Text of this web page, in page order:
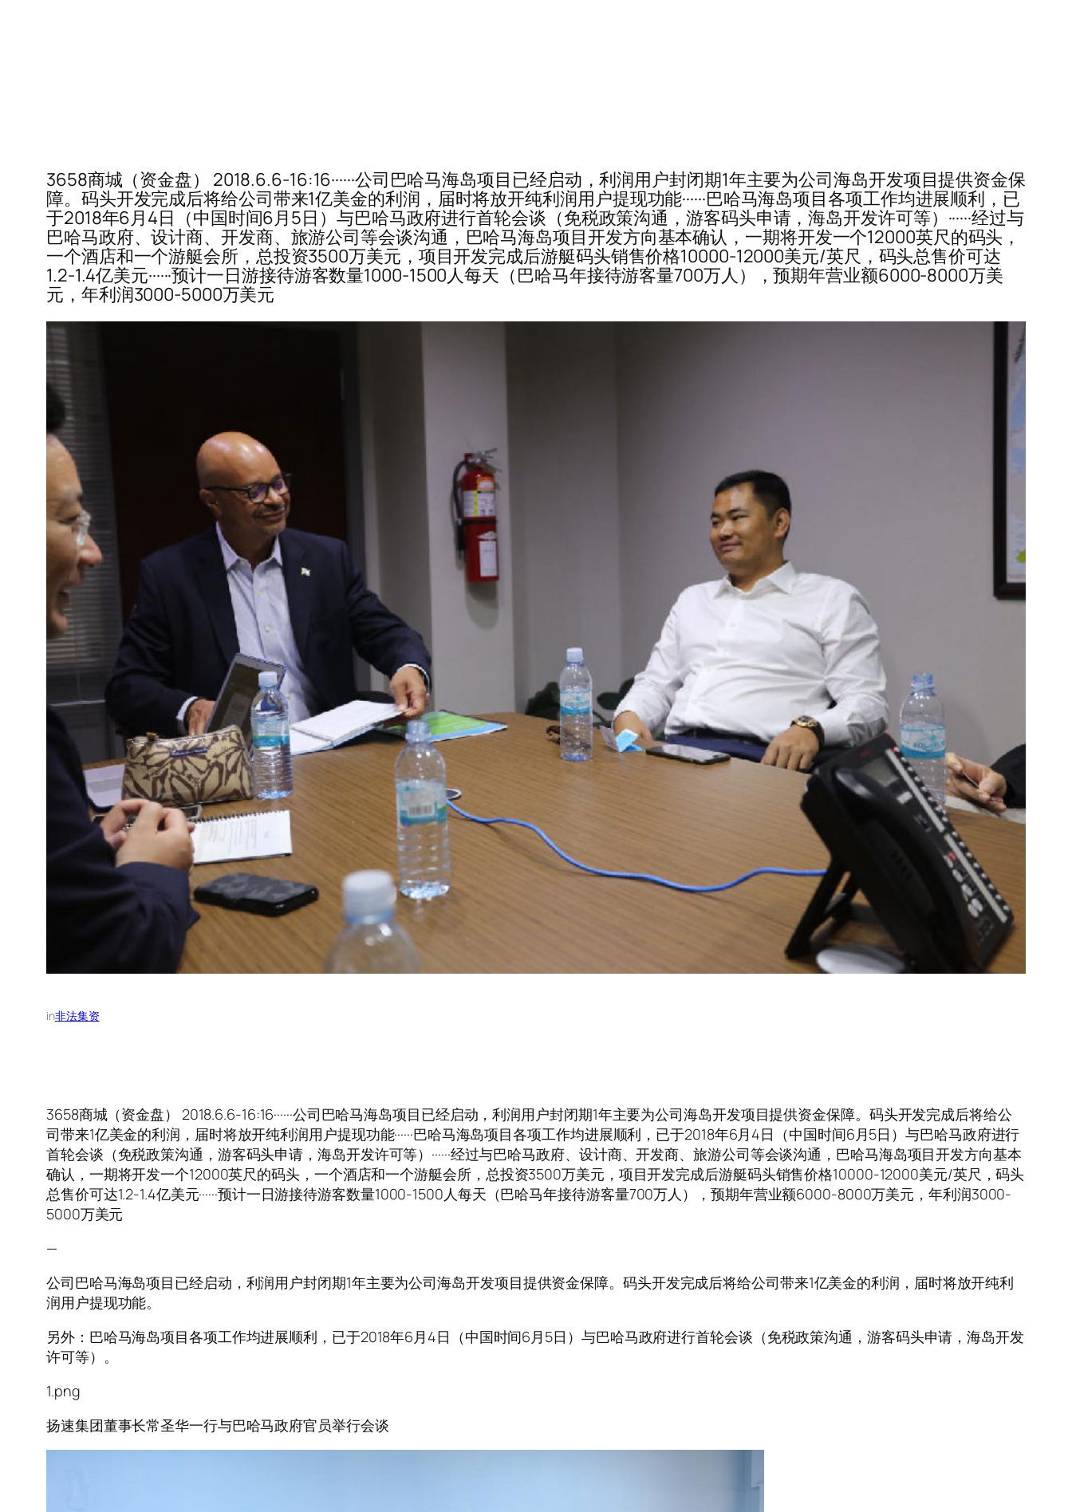
3658商城（资金盘） 2018.6.6-16:16······公司巴哈马海岛项目已经启动，利润用户封闭期1年主要为公司海岛开发项目提供资金保
障。码头开发完成后将给公司带来1亿美金的利润，届时将放开纯利润用户提现功能······巴哈马海岛项目各项工作均进展顺利，已
于2018年6月4日（中国时间6月5日）与巴哈马政府进行首轮会谈（免税政策沟通，游客码头申请，海岛开发许可等）······经过与
巴哈马政府、设计商、开发商、旅游公司等会谈沟通，巴哈马海岛项目开发方向基本确认，一期将开发一个12000英尺的码头，
一个酒店和一个游艇会所，总投资3500万美元，项目开发完成后游艇码头销售价格10000-12000美元/英尺，码头总售价可达
1.2-1.4亿美元······预计一日游接待游客数量1000-1500人每天（巴哈马年接待游客量700万人），预期年营业额6000-8000万美
元，年利润3000-5000万美元
in非法集资
3658商城（资金盘） 2018.6.6-16:16······公司巴哈马海岛项目已经启动，利润用户封闭期1年主要为公司海岛开发项目提供资金保障。码头开发完成后将给公
司带来1亿美金的利润，届时将放开纯利润用户提现功能······巴哈马海岛项目各项工作均进展顺利，已于2018年6月4日（中国时间6月5日）与巴哈马政府进行
首轮会谈（免税政策沟通，游客码头申请，海岛开发许可等）······经过与巴哈马政府、设计商、开发商、旅游公司等会谈沟通，巴哈马海岛项目开发方向基本
确认，一期将开发一个12000英尺的码头，一个酒店和一个游艇会所，总投资3500万美元，项目开发完成后游艇码头销售价格10000-12000美元/英尺，码头
总售价可达1.2-1.4亿美元······预计一日游接待游客数量1000-1500人每天（巴哈马年接待游客量700万人），预期年营业额6000-8000万美元，年利润3000-
5000万美元
—
公司巴哈马海岛项目已经启动，利润用户封闭期1年主要为公司海岛开发项目提供资金保障。码头开发完成后将给公司带来1亿美金的利润，届时将放开纯利
润用户提现功能。
另外：巴哈马海岛项目各项工作均进展顺利，已于2018年6月4日（中国时间6月5日）与巴哈马政府进行首轮会谈（免税政策沟通，游客码头申请，海岛开发
许可等）。
1.png
扬速集团董事长常圣华一行与巴哈马政府官员举行会谈